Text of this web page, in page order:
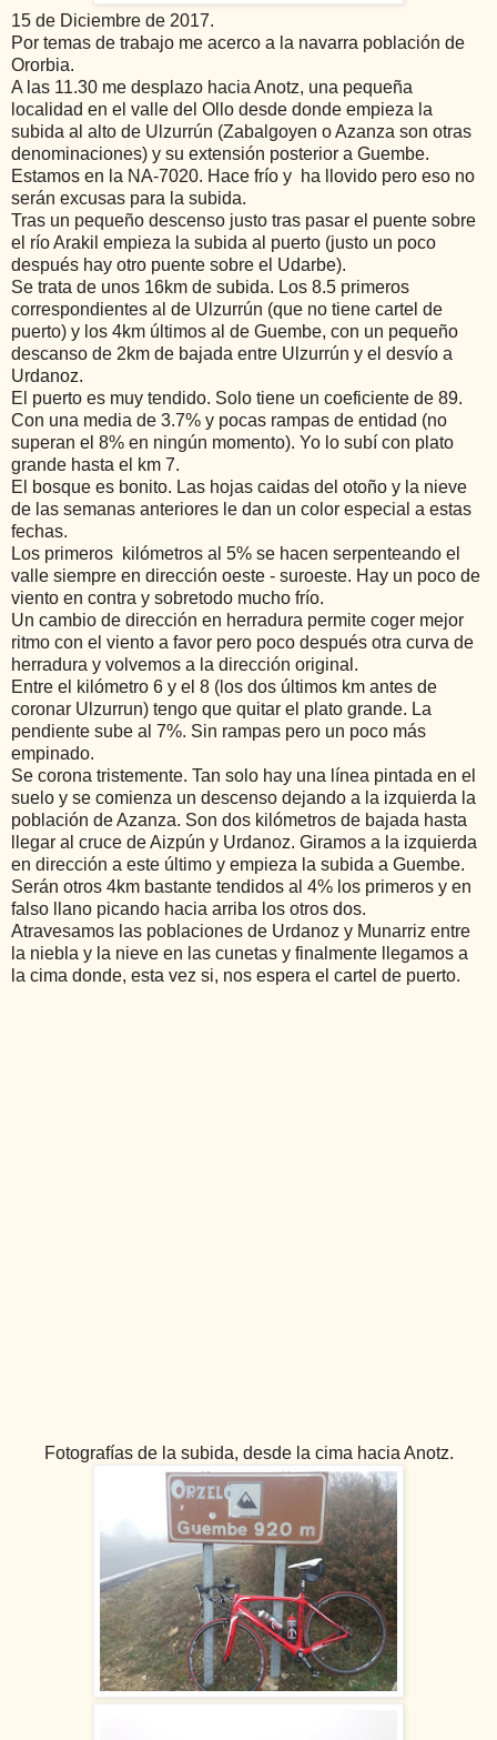
15 de Diciembre de 2017.
Por temas de trabajo me acerco a la navarra población de
Ororbia.
A las 11.30 me desplazo hacia Anotz, una pequeña
localidad en el valle del Ollo desde donde empieza la
subida al alto de Ulzurrún (Zabalgoyen o Azanza son otras
denominaciones) y su extensión posterior a Guembe.
Estamos en la NA-7020. Hace frío y ha llovido pero eso no
serán excusas para la subida.
Tras un pequeño descenso justo tras pasar el puente sobre
el río Arakil empieza la subida al puerto (justo un poco
después hay otro puente sobre el Udarbe).
Se trata de unos 16km de subida. Los 8.5 primeros
correspondientes al de Ulzurrún (que no tiene cartel de
puerto) y los 4km últimos al de Guembe, con un pequeño
descanso de 2km de bajada entre Ulzurrún y el desvío a
Urdanoz.
El puerto es muy tendido. Solo tiene un coeficiente de 89.
Con una media de 3.7% y pocas rampas de entidad (no
superan el 8% en ningún momento). Yo lo subí con plato
grande hasta el km 7.
El bosque es bonito. Las hojas caidas del otoño y la nieve
de las semanas anteriores le dan un color especial a estas
fechas.
Los primeros kilómetros al 5% se hacen serpenteando el
valle siempre en dirección oeste - suroeste. Hay un poco de
viento en contra y sobretodo mucho frío.
Un cambio de dirección en herradura permite coger mejor
ritmo con el viento a favor pero poco después otra curva de
herradura y volvemos a la dirección original.
Entre el kilómetro 6 y el 8 (los dos últimos km antes de
coronar Ulzurrun) tengo que quitar el plato grande. La
pendiente sube al 7%. Sin rampas pero un poco más
empinado.
Se corona tristemente. Tan solo hay una línea pintada en el
suelo y se comienza un descenso dejando a la izquierda la
población de Azanza. Son dos kilómetros de bajada hasta
llegar al cruce de Aizpún y Urdanoz. Giramos a la izquierda
en dirección a este último y empieza la subida a Guembe.
Serán otros 4km bastante tendidos al 4% los primeros y en
falso llano picando hacia arriba los otros dos.
Atravesamos las poblaciones de Urdanoz y Munarriz entre
la niebla y la nieve en las cunetas y finalmente llegamos a
la cima donde, esta vez si, nos espera el cartel de puerto.
Fotografías de la subida, desde la cima hacia Anotz.